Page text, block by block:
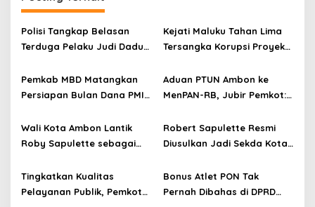
Polisi Tangkap Belasan
Terduga Pelaku Judi Dadu
Setoran Rp5 Juta dan
Selisih Barang Bukti
Kejati Maluku Tahan Lima
Tersangka Korupsi Proyek
Miliar
Pemkab MBD Matangkan
Persiapan Bulan Dana PMI
Penggalangan Dana Lebih
Luas
Aduan PTUN Ambon ke
MenPAN-RB, Jubir Pemkot:
dan Berdasarkan Fakta
Wali Kota Ambon Lantik
Roby Sapulette sebagai
Robert Sapulette Resmi
Diusulkan Jadi Sekda Kota
Tingkatkan Kualitas
Pelayanan Publik, Pemkot
Bonus Atlet PON Tak
Pernah Dibahas di DPRD